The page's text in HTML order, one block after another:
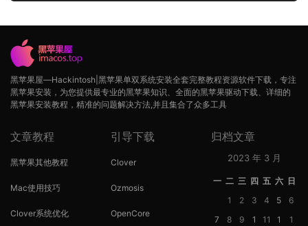
黑苹果屋—Hackintosh|黑苹果单双系统安装全套完整教程资源软件下载，专注
黑苹果安装，为您提供最专业的黑苹果知识、全面的黑苹果驱动下载、详细的
黑苹果安装教程，精准的问题解决方法,并且集合了众多工具
文章教程
黑苹果其他教程
Mac使用技巧
Clover系统优化
引导下载
Clover
Ozmosis
OpenCore
归档文章
2023 年 3 月
一 二 三 四 五 六 日
1
2 3 4 5
6
7
8 9
1
11
1
1